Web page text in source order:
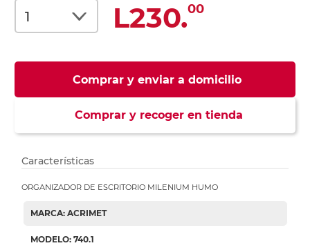
L230.00
Comprar y enviar a domicilio
Comprar y recoger en tienda
Características
ORGANIZADOR DE ESCRITORIO MILENIUM HUMO
MARCA: ACRIMET
MODELO: 740.1